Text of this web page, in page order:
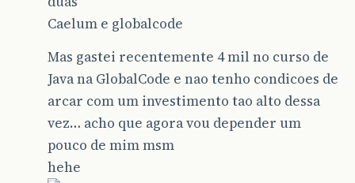
Caelum e globalcode
Mas gastei recentemente 4 mil no curso de
Java na GlobalCode e nao tenho condicoes de
arcar com um investimento tao alto dessa
vez… acho que agora vou depender um
pouco de mim msm
hehe